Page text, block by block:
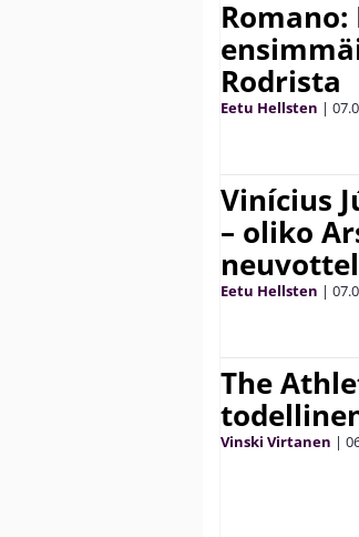
Rodrista
Eetu Hellsten |
Vinícius
– oliko
Eetu Hellsten |
The
Vinski Virtanen |